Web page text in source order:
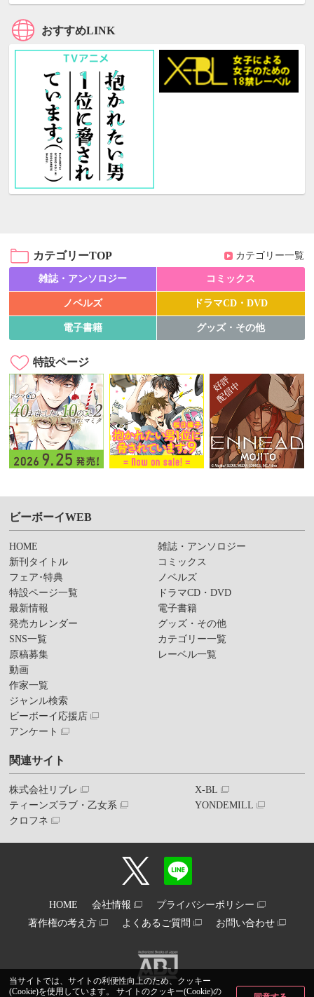
当サイトでは、サイトの利便性向上のため、クッキー
(Cookie)を使用しています。 サイトのクッキー(Cookie)の
おすすめLINK
カテゴリーTOP カテゴリー一覧
雑誌・アンソロジー コミックス
ノベルズ ドラマCD・DVD
電子書籍 グッズ・その他
特設ページ
ビーボーイWEB
HOME
新刊タイトル
フェア･特典
特設ページ一覧
最新情報
発売カレンダー
SNS一覧
原稿募集
動画
作家一覧
ジャンル検索
ビーボーイ応援店
アンケート
雑誌・アンソロジー
コミックス
ノベルズ
ドラマCD・DVD
電子書籍
グッズ・その他
カテゴリー一覧
レーベル一覧
関連サイト
株式会社リブレ
ティーンズラブ・乙女系
クロフネ
X-BL
YONDEMILL
HOME 会社情報
プライバシーポリシー
著作権の考え方
よくあるご質問 お問い合わせ